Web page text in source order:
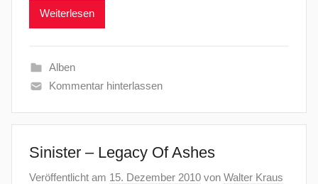
Weiterlesen
Alben
Kommentar hinterlassen
Sinister – Legacy Of Ashes
Veröffentlicht am 15. Dezember 2010 von Walter Kraus